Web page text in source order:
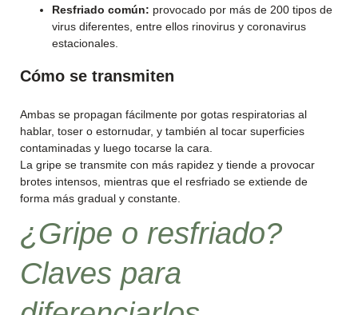
Resfriado común: provocado por más de 200 tipos de
virus diferentes, entre ellos rinovirus y coronavirus
estacionales.
Cómo se transmiten
Ambas se propagan fácilmente por gotas respiratorias al
hablar, toser o estornudar, y también al tocar superficies
contaminadas y luego tocarse la cara.
La gripe se transmite con más rapidez y tiende a provocar
brotes intensos, mientras que el resfriado se extiende de
forma más gradual y constante.
¿Gripe o resfriado?
Claves para